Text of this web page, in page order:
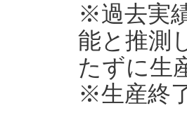
※過去実
能と推測
たずに生
※生産終